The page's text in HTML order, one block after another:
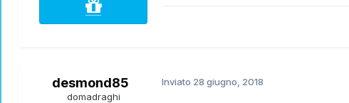
desmond85
domadraghi
Inviato 28 giugno, 2018